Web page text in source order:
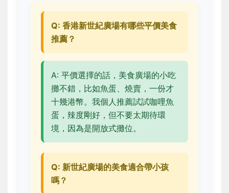
Q: 香港新世紀廣場有哪些平價美食
推薦？
A: 平價選擇的話，美食廣場的小吃
攤不錯，比如魚蛋、燒賣，一份才
十幾港幣。我個人推薦試試咖哩魚
蛋，辣度剛好，但不要太期待環
境，因為是開放式攤位。
Q: 新世紀廣場的美食適合帶小孩
嗎？